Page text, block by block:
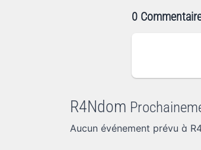
0
R4Ndom
Aucun événement prévu à